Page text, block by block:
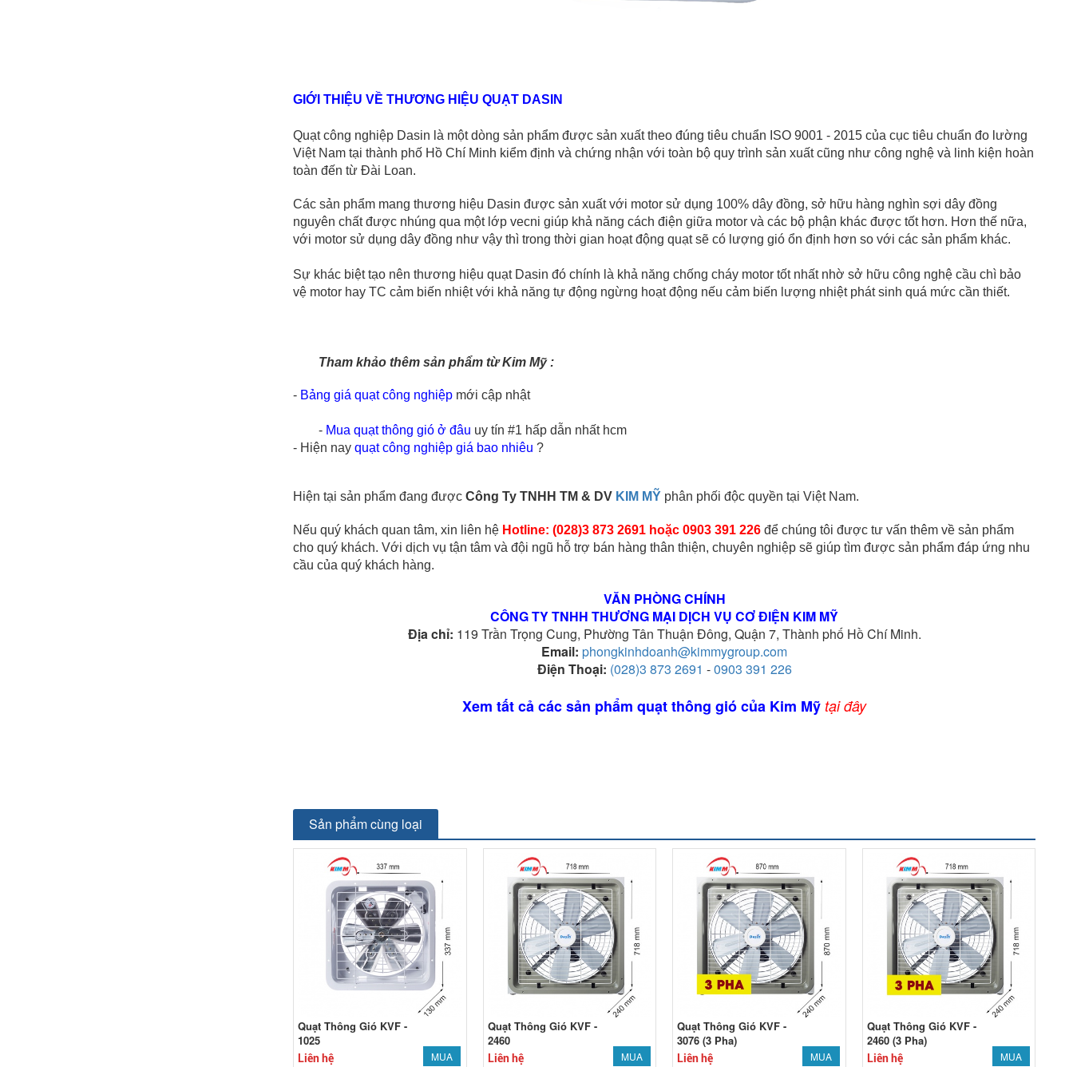
GIỚI THIỆU VỀ THƯƠNG HIỆU QUẠT DASIN
Quạt công nghiệp Dasin là một dòng sản phẩm được sản xuất theo đúng tiêu chuẩn ISO 9001 - 2015 của cục tiêu chuẩn đo lường
Việt Nam tại thành phố Hồ Chí Minh kiểm định và chứng nhận với toàn bộ quy trình sản xuất cũng như công nghệ và linh kiện hoàn
toàn đến từ Đài Loan.
Các sản phẩm mang thương hiệu Dasin được sản xuất với motor sử dụng 100% dây đồng, sở hữu hàng nghìn sợi dây đồng
nguyên chất được nhúng qua một lớp vecni giúp khả năng cách điện giữa motor và các bộ phận khác được tốt hơn. Hơn thế nữa,
với motor sử dụng dây đồng như vậy thì trong thời gian hoạt động quạt sẽ có lượng gió ổn định hơn so với các sản phẩm khác.
Sự khác biệt tạo nên thương hiệu quạt Dasin đó chính là khả năng chống cháy motor tốt nhất nhờ sở hữu công nghệ cầu chì bảo
vệ motor hay TC cảm biến nhiệt với khả năng tự động ngừng hoạt động nếu cảm biến lượng nhiệt phát sinh quá mức cần thiết.
Tham khảo thêm sản phẩm từ Kim Mỹ :
- Bảng giá quạt công nghiệp mới cập nhật
	-
Mua quạt thông gió ở đâu uy tín #1 hấp dẫn nhất hcm
- Hiện nay quạt công nghiệp giá bao nhiêu ?
Hiện tại sản phẩm đang được Công Ty TNHH TM & DV KIM MỸ phân phối độc quyền tại Việt Nam.
Nếu quý khách quan tâm, xin liên hệ Hotline: (028)3 873 2691 hoặc 0903 391 226 để chúng tôi được tư vấn thêm về sản phẩm
cho quý khách. Với dịch vụ tận tâm và đội ngũ hỗ trợ bán hàng thân thiện, chuyên nghiệp sẽ giúp tìm được sản phẩm đáp ứng nhu
cầu của quý khách hàng.
VĂN PHÒNG CHÍNH
CÔNG TY TNHH THƯƠNG MẠI DỊCH VỤ CƠ ĐIỆN KIM MỸ
Địa chỉ: 119 Trần Trọng Cung, Phường Tân Thuận Đông, Quận 7, Thành phố Hồ Chí Minh.
Email: phongkinhdoanh@kimmygroup.com
Điện Thoại: (028)3 873 2691 -0903 391 226
Xem tất cả các sản phẩm quạt thông gió của Kim Mỹ tại đây
Sản phẩm cùng loại
Quạt Thông Gió KVF -
1025
Liên hệ MUA
Quạt Thông Gió KVF -
2460
Liên hệ MUA
Quạt Thông Gió KVF -
3076 (3 Pha)
Liên hệ MUA
Quạt Thông Gió KVF -
2460 (3 Pha)
Liên hệ MUA